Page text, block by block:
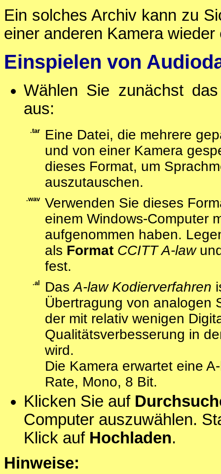
Ein solches Archiv kann zu
einer anderen Kamera
Einspielen von
Wählen Sie zunächst
aus:
.tar
Eine Datei, die mehrere
und von einer Kamera
dieses Format, um
auszutauschen.
.wav
Verwenden Sie dieses
einem Windows-Computer
aufgenommen haben.
als Format CCITT A-law
fest.
.al DasA-law Kodierverfahren
Übertragung von analogen
der mit relativ wenigen
Qualitätsverbesserung in
wird.
Die Kamera erwartet eine
Rate, Mono, 8 Bit.
Klicken Sie auf
Computer auszuwählen.
Klick auf Hochladen.
Hinweise: